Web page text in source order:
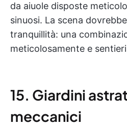
da aiuole disposte
sinuosi. La scena
tranquillità: una
meticolosamente e sentieri
15. Giardini
meccanici